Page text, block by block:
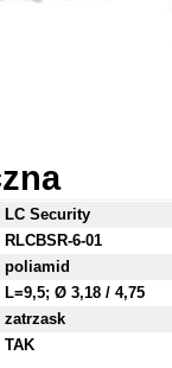
LC Security
RLCBSR-6-01
poliamid
L=9,5; Ø 3,18 / 4,75
zatrzask
TAK